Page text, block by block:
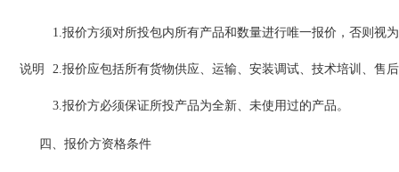
说明
1.报价方须对所投包内所有产品和数量进行唯一报价，否则视
2.报价应包括所有货物供应、运输、安装调试、技术培训、售
3.报价方必须保证所投产品为全新、未使用过的产品。
四、报价方资格条件